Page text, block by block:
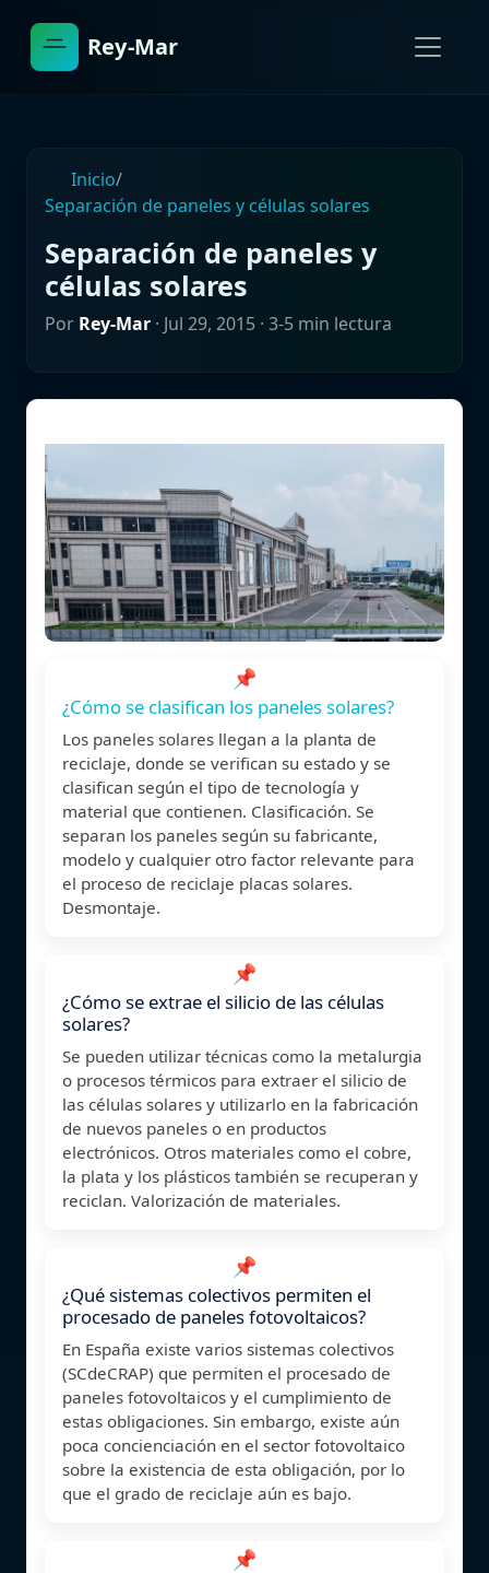
Rey-Mar
Inicio/
Separación de paneles y células solares
Separación de paneles y
células solares
Por Rey-Mar · Jul 29, 2015 · 3-5 min lectura
📌
¿Cómo se clasifican los paneles solares?
Los paneles solares llegan a la planta de
reciclaje, donde se verifican su estado y se
clasifican según el tipo de tecnología y
material que contienen. Clasificación. Se
separan los paneles según su fabricante,
modelo y cualquier otro factor relevante para
el proceso de reciclaje placas solares.
Desmontaje.
📌
¿Cómo se extrae el silicio de las células
solares?
Se pueden utilizar técnicas como la metalurgia
o procesos térmicos para extraer el silicio de
las células solares y utilizarlo en la fabricación
de nuevos paneles o en productos
electrónicos. Otros materiales como el cobre,
la plata y los plásticos también se recuperan y
reciclan. Valorización de materiales.
📌
¿Qué sistemas colectivos permiten el
procesado de paneles fotovoltaicos?
En España existe varios sistemas colectivos
(SCdeCRAP) que permiten el procesado de
paneles fotovoltaicos y el cumplimiento de
estas obligaciones. Sin embargo, existe aún
poca concienciación en el sector fotovoltaico
sobre la existencia de esta obligación, por lo
que el grado de reciclaje aún es bajo.
📌